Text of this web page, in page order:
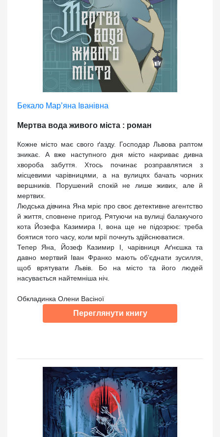
Бекало Мар’яна Іванівна
Мертва вода живого міста : роман
Кожне місто має свого ґазду. Господар Львова раптом
зникає. А вже наступного дня місто накриває дивна
хвороба забуття. Хтось починає розправлятися з
місцевими чарівницями, а на вулицях бачать чорних
вершників. Порушений спокій не лише живих, але й
мертвих.
Людська дівчина Яна мріє про своє детективне агентство
й життя, сповнене пригод. Рятуючи на вулиці балакучого
кота Йозефа Казимира І, вона ще не підозрює: треба
боятися того часу, коли мрії почнуть здійснюватися.
Тепер Яна, Йозеф Казимир І, чарівниця Аґнєшка та
давно мертвий Іван Франко мають об’єднати зусилля,
щоб врятувати Львів. Бо на місто та його людей
насувається найтемніша ніч.
Обкладинка Олени Васіної
Переглянути книгу